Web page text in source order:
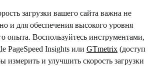
загрузки вашего сайта важна не
и для обеспечения высокого уровня
опыта. Воспользуйтесь инструментами,
PageSpeed Insights или GTmetrix (доступ
измерить и улучшить скорость загрузки